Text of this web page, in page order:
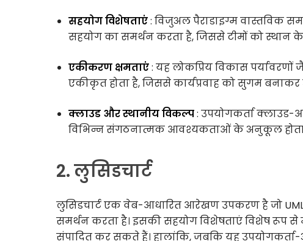
सहयोग विशेषताएं: विजुअल पैराडाइग्म वास्तविक
सहयोग का समर्थन करता है, जिससे टीमों को स्थान
एकीकरण क्षमताएं: यह लोकप्रिय विकास
एकीकृत होता है, जिससे कार्यप्रवाह को सुगम बनाकर
क्लाउड और स्थानीय विकल्प: उपयोगकर्ता
विभिन्न संगठनात्मक आवश्यकताओं के अनुकूल होता
2. लुसिडचार्ट
लुसिडचार्ट एक वेब-आधारित आरेखण उपकरण है जो
समर्थन करता है। इसकी सहयोग विशेषताएं विशेष रूप
संपादित कर सकते हैं। हालांकि, जबकि यह